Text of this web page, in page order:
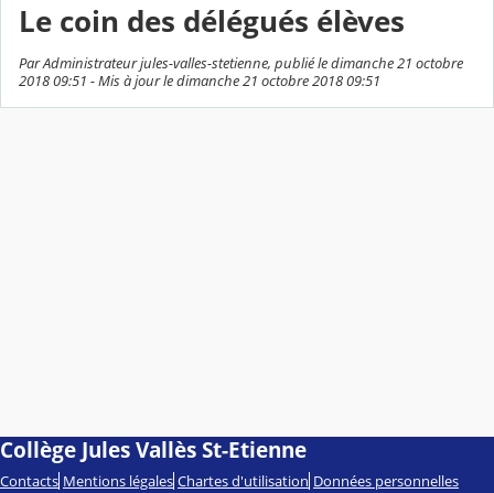
Le coin des délégués élèves
Par Administrateur jules-valles-stetienne, publié le dimanche 21 octobre
2018 09:51 - Mis à jour le dimanche 21 octobre 2018 09:51
Collège Jules Vallès St-Etienne
Contacts Mentions légales Chartes d'utilisation Données personnelles